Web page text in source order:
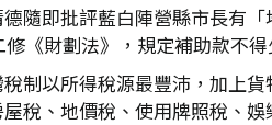
隨即批評藍白陣營縣市長有
修《財劃法》，規定補助款不
稅制以所得稅源最豐沛，加上
稅、地價稅、使用牌照稅、